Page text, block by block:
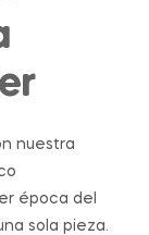
nuestra
época del
sola pieza.